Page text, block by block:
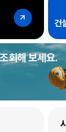
건
회해 보세요.